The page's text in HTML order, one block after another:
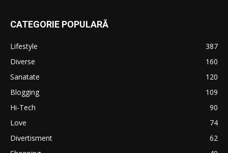
CATEGORIE POPULARĂ
Lifestyle
387
Diverse
160
Sanatate
120
Blogging
109
Hi-Tech
90
Love
74
Divertisment
62